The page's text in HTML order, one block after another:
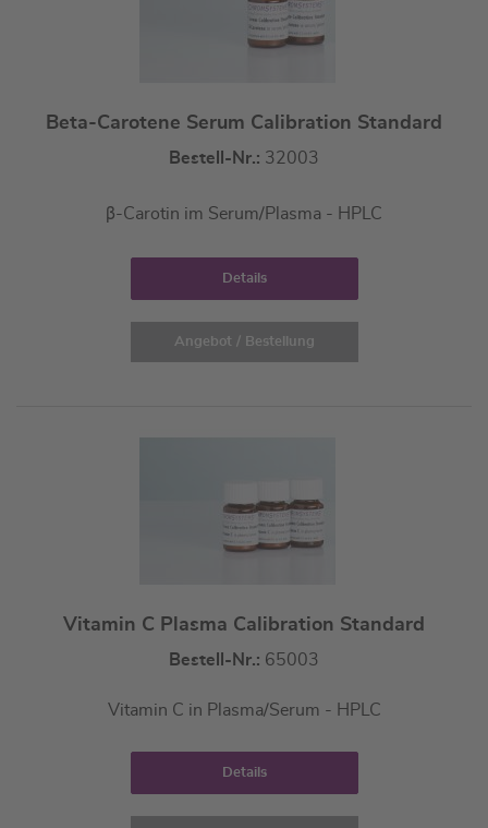
Beta-Carotene Serum Calibration Standard
Bestell-Nr.: 32003
β-Carotin im Serum/Plasma - HPLC
Details
Angebot / Bestellung
Vitamin C Plasma Calibration Standard
Bestell-Nr.: 65003
Vitamin C in Plasma/Serum - HPLC
Details